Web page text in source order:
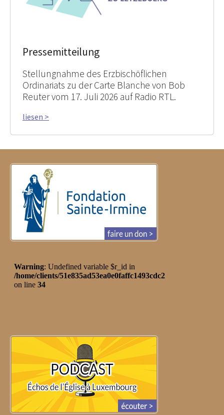
Pressemitteilung
Stellungnahme des Erzbischöflichen
Ordinariats zu der Carte Blanche von Bob
Reuter vom 17. Juli 2026 auf Radio RTL.
liesen >